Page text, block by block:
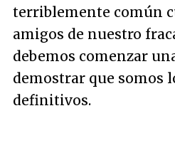
terriblemente común
amigos de nuestro
debemos comenzar
demostrar que somos
definitivos.